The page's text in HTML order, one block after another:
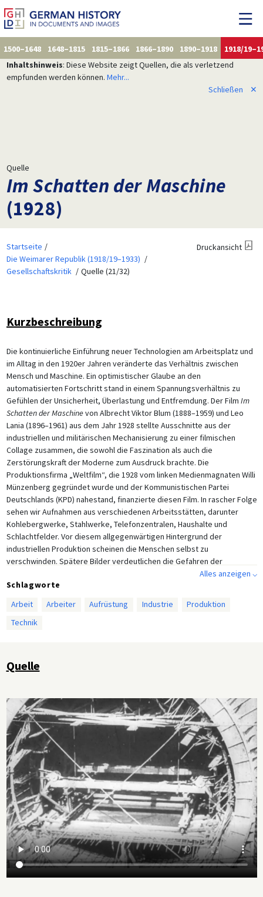
1500–1648 1648–1815 1815–1866 1866–1890 1890–1918
1918/
Inhaltshinweis: Diese Website zeigt Quellen, die als verletzend
empfunden werden können. Mehr...
Schließen
✕
Quelle
Im Schatten der Maschine
(1928)
Startseite
Die Weimarer Republik (1918/19–1933)
Gesellschaftskritik
Quelle (21/32)
Druckansicht
Kurzbeschreibung
Die kontinuierliche Einführung neuer Technologien am Arbeitsplatz und
im Alltag in den 1920er Jahren veränderte das Verhältnis zwischen
Mensch und Maschine. Ein optimistischer Glaube an den
automatisierten Fortschritt stand in einem Spannungsverhältnis zu
Gefühlen der Unsicherheit, Überlastung und Entfremdung. Der Film Im
Schatten der Maschinevon Albrecht Viktor Blum (1888–1959) und Leo
Lania (1896–1961) aus dem Jahr 1928 stellte Ausschnitte aus der
industriellen und militärischen Mechanisierung zu einer filmischen
Collage zusammen, die sowohl die Faszination als auch die
Zerstörungskraft der Moderne zum Ausdruck brachte. Die
Produktionsfirma „Weltfilm“, die 1928 vom linken Medienmagnaten Willi
Münzenberg gegründet wurde und der Kommunistischen Partei
Deutschlands (KPD) nahestand, finanzierte diesen Film. In rascher Folge
sehen wir Aufnahmen aus verschiedenen Arbeitsstätten, darunter
Kohlebergwerke, Stahlwerke, Telefonzentralen, Haushalte und
Schlachtfelder. Vor diesem allgegenwärtigen Hintergrund der
industriellen Produktion scheinen die Menschen selbst zu
verschwinden. Spätere Bilder verdeutlichen die Gefahren der
modernen Technologie noch eindringlicher: eingestürzte Brücken,
entgleiste Züge, Explosionen und die beispiellose Zerstörungskraft
den erst zehn Jahre zuvor beendeten Ersten Weltkrieg erlebt hatten,
noch in lebhafter Erinnerung war.
Alles anzeigen ⌵
Schlagworte
Arbeit
Arbeiter Aufrüstung Industrie
Produktion
Technik
Quelle